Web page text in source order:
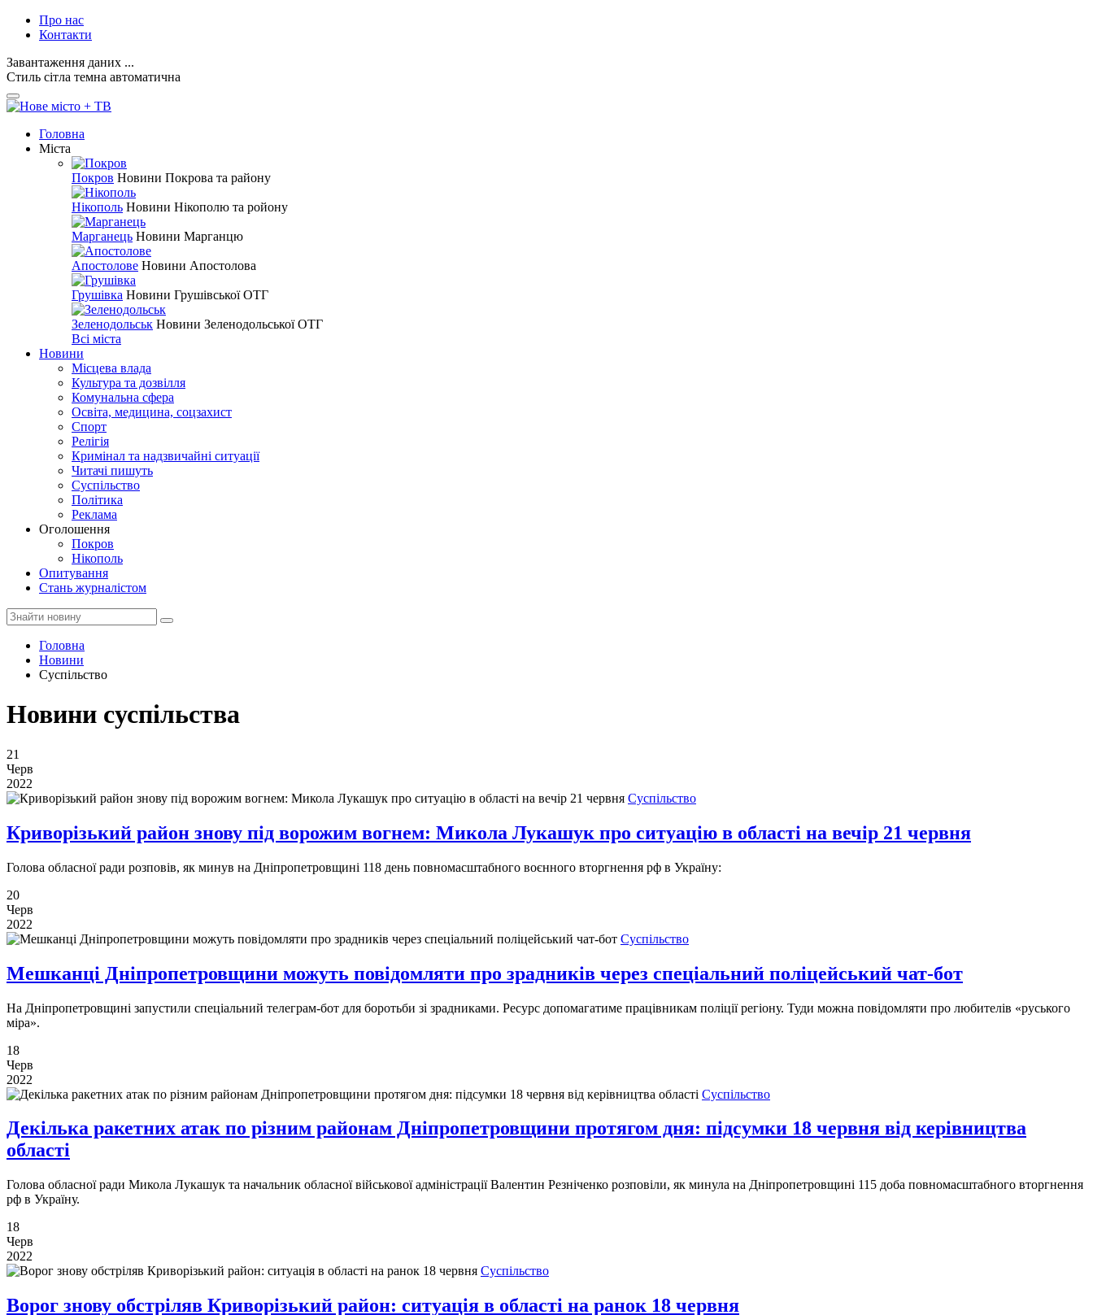
Про нас
Контакти
Завантаження даних ...
Стиль сітла темна автоматична
Головна
Міста
Покров Новини Покрова та району
Нікополь Новини Нікополю та ройону
Марганець Новини Марганцю
Апостолове Новини Апостолова
Грушівка Новини Грушівської ОТГ
Зеленодольськ Новини Зеленодольської ОТГ
Всі міста
Новини
Місцева влада
Культура та дозвілля
Комунальна сфера
Освіта, медицина, соцзахист
Спорт
Релігія
Кримінал та надзвичайні ситуації
Читачі пишуть
Суспільство
Політика
Реклама
Оголошення
Покров
Нікополь
Опитування
Стань журналістом
Головна
Новини
Суспільство
Новини суспільства
21
Черв
2022
Суспільство
Криворізький район знову під ворожим вогнем: Микола Лукашук про ситуацію в області на вечір 21 червня
Голова обласної ради розповів, як минув на Дніпропетровщині 118 день повномасштабного воєнного вторгнення рф в Україну:
20
Черв
2022
Суспільство
Мешканці Дніпропетровщини можуть повідомляти про зрадників через спеціальний поліцейський чат-бот
На Дніпропетровщині запустили спеціальний телеграм-бот для боротьби зі зрадниками. Ресурс допомагатиме працівникам поліції регіону. Туди можна повідомляти про любителів «руського
міра».
18
Черв
2022
Суспільство
Декілька ракетних атак по різним районам Дніпропетровщини протягом дня: підсумки 18 червня від керівництва
області
Голова обласної ради Микола Лукашук та начальник обласної військової адміністрації Валентин Резніченко розповіли, як минула на Дніпропетровщині 115 доба повномасштабного вторгнення
рф в Україну.
18
Черв
2022
Суспільство
Ворог знову обстріляв Криворізький район: ситуація в області на ранок 18 червня